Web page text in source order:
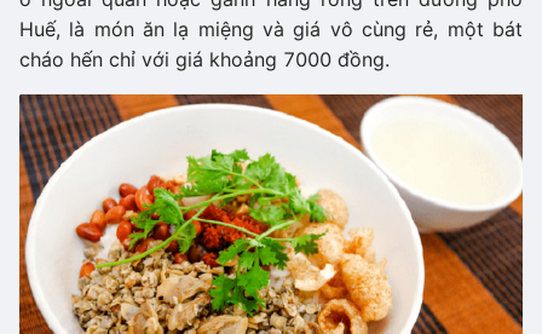
Huế, là món ăn lạ miệng và giá vô cùng rẻ, một bát
cháo hến chỉ với giá khoảng 7000 đồng.